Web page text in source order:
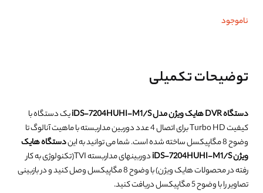
ناموجود
توضیحات تکمیلی
دستگاه DVR هایک ویژن مدل iDS-7204HUHI-M1/S
یک دستگاه با
کیفیت Turbo HD برای اتصال 4 عدد دوربین مداربسته با ماهیت آنالوگ تا
وضوح 8 مگاپیکسل ساخته شده است. شما می توانید به این
دستگاه هایک
ویژن iDS-7204HUHI-M1/S
دوربینهای مداربسته TVI(تکنولوژی به کار
رفته در محصولات هایک ویژن) با وضوح 8 مگاپیکسل وصل کنید و در بازبینی
تصاویر را با وضوح 5 مگاپیکسل دریافت کنید.